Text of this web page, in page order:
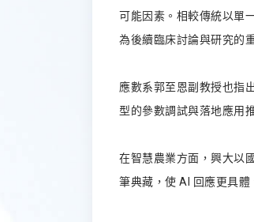
可能因素。相較傳統以單
為後續臨床討論與研究的
應數系郭至恩副教授也指
型的參數調試與落地應用
在智慧農業方面，興大以
筆典藏，使 AI 回應更具